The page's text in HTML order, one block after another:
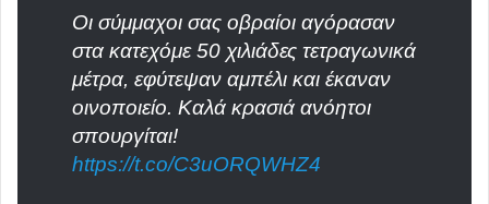
Οι σύμμαχοι σας οβραίοι αγόρασαν
στα κατεχόμε 50 χιλιάδες τετραγωνικά
μέτρα, εφύτεψαν αμπέλι και έκαναν
οινοποιείο. Καλά κρασιά ανόητοι
σπουργίται!
https://t.co/C3uORQWHZ4